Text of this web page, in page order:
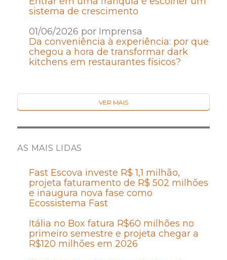
sistema de crescimento
01/06/2026 por Imprensa
Da conveniência à experiência: por que
chegou a hora de transformar dark
kitchens em restaurantes físicos?
VER MAIS
AS MAIS LIDAS
Fast Escova investe R$ 1,1 milhão,
projeta faturamento de R$ 502 milhões
e inaugura nova fase como
Ecossistema Fast
Itália no Box fatura R$60 milhões no
primeiro semestre e projeta chegar a
R$120 milhões em 2026